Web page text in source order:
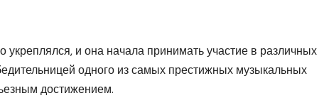
и она начала принимать участие в различных
одного из самых престижных музыкальных
достижением.